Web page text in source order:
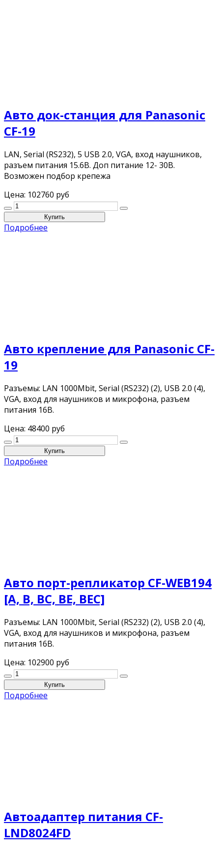
Авто док-станция для Panasonic
CF-19
LAN, Serial (RS232), 5 USB 2.0, VGA, вход наушников,
разъем питания 15.6В. Доп питание 12- 30В.
Возможен подбор крепежа
Цена: 102760 руб
Подробнее
Авто крепление для Panasonic CF-
19
Разъемы: LAN 1000Mbit, Serial (RS232) (2), USB 2.0 (4),
VGA, вход для наушников и микрофона, разъем
питания 16В.
Цена: 48400 руб
Подробнее
Авто порт-репликатор CF-WEB194
[A, B, BC, BE, BEC]
Разъемы: LAN 1000Mbit, Serial (RS232) (2), USB 2.0 (4),
VGA, вход для наушников и микрофона, разъем
питания 16В.
Цена: 102900 руб
Подробнее
Автоадаптер питания CF-
LND8024FD